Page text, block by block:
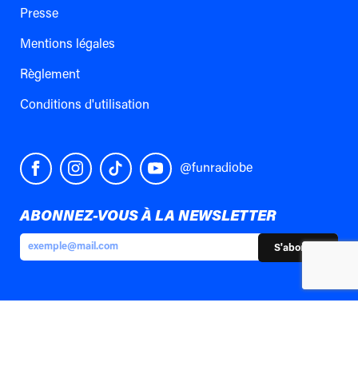
Presse
Mentions légales
Règlement
Conditions d'utilisation
@funradiobe
ABONNEZ-VOUS À LA NEWSLETTER